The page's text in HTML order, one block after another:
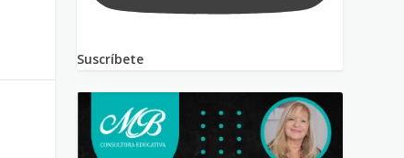
Suscríbete